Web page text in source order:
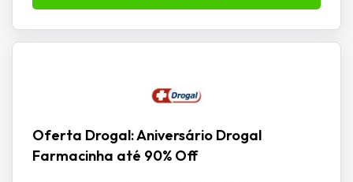
Oferta Drogal: Aniversário Drogal
Farmacinha até 90% Off